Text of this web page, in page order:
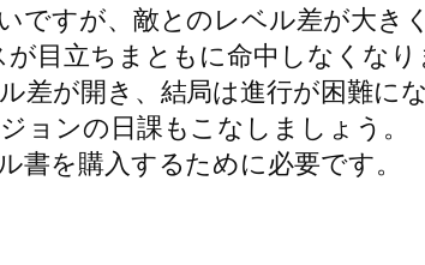
ですが、敵とのレベル差が大き
目立ちまともに命中しなくなり
が開き、結局は進行が困難にな
ョンの日課もこなしましょう。
を購入するために必要です。